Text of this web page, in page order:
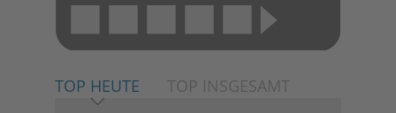
TOP HEUTE TOP INSGESAMT